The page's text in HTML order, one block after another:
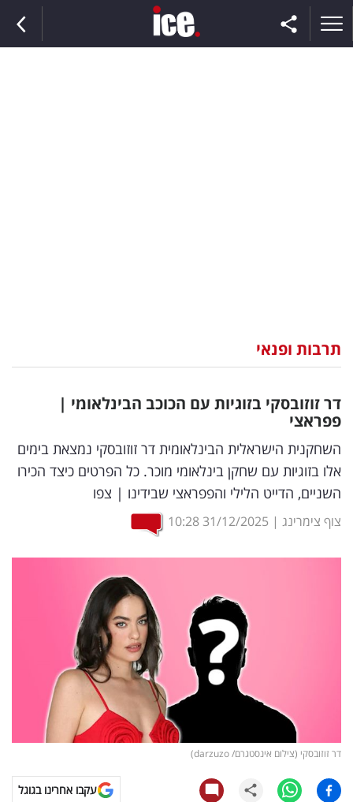
וצרכנות
דיגיטל
וטק
שיווק
ופרסום
קריפטו
ויראלי
תרבות ופנאי
דר זוזובסקי בזוגיות עם הכוכב הבינלאומי |
פפראצי
השחקנית הישראלית הבינלאומית דר זוזובסקי נמצאת בימים
אלו בזוגיות עם שחקן בינלאומי מוכר. כל הפרטים כיצד הכירו
השניים, הדייט הלילי והפפראצי שבידינו | צפו
צוף צימרינג |
31/12/2025
10:28
דר זוזובסקי (צילום אינסטגרם/ darzuzo)
עקבו אחרינו בגוגל